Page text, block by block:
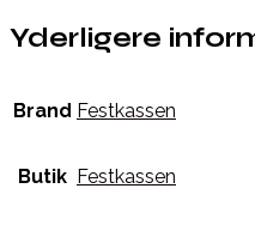
Yderligere
Brand Festkassen
Butik Festkassen